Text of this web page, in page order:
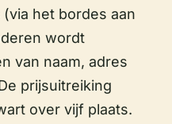
het bordes aan
wordt
van naam, adres
prijsuitreiking
over vijf plaats.